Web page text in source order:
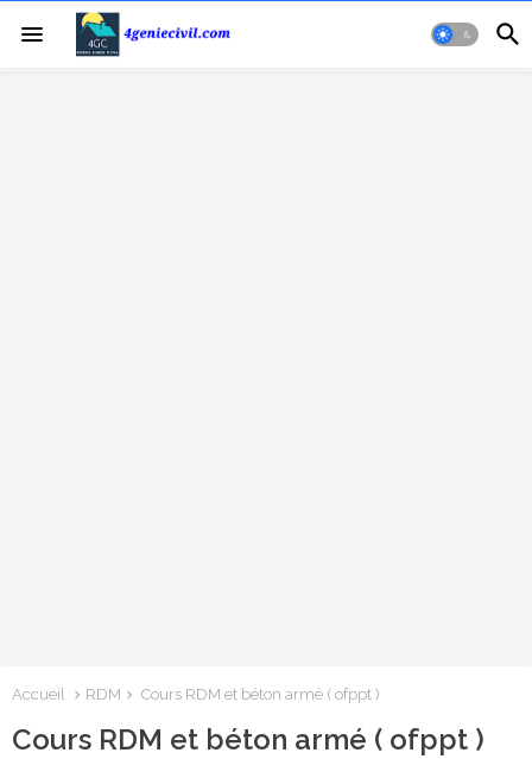
Accueil RDM Cours RDM et béton armé ( ofppt )
Cours RDM et béton armé ( ofppt )